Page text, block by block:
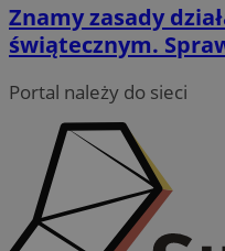
Znamy zasady
świątecznym.
Portal należy do sieci
Niezbędne pliki
funkcji strony
zarządzanie